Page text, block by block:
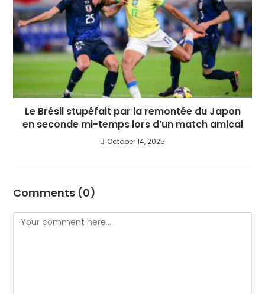
Le Brésil stupéfait par la remontée du Japon
en seconde mi-temps lors d’un match amical
October 14, 2025
Comments (0)